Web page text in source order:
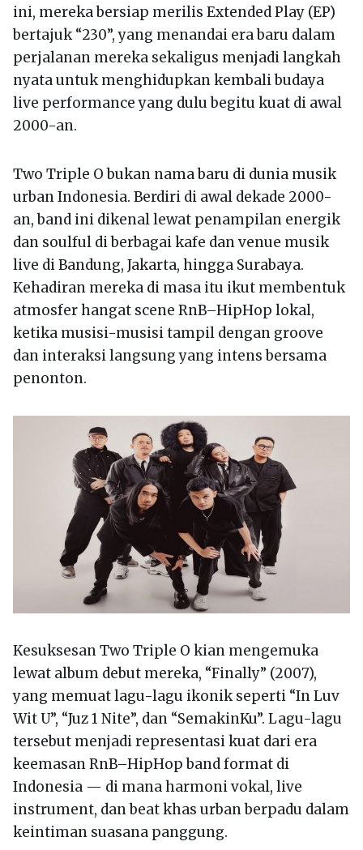
ini, mereka bersiap merilis Extended Play (EP)
bertajuk “230”, yang menandai era baru dalam
perjalanan mereka sekaligus menjadi langkah
nyata untuk menghidupkan kembali budaya
live performance yang dulu begitu kuat di awal
2000-an.
Two Triple O bukan nama baru di dunia musik
urban Indonesia. Berdiri di awal dekade 2000-
an, band ini dikenal lewat penampilan energik
dan soulful di berbagai kafe dan venue musik
live di Bandung, Jakarta, hingga Surabaya.
Kehadiran mereka di masa itu ikut membentuk
atmosfer hangat scene RnB–HipHop lokal,
ketika musisi-musisi tampil dengan groove
dan interaksi langsung yang intens bersama
penonton.
Kesuksesan Two Triple O kian mengemuka
lewat album debut mereka, “Finally” (2007),
yang memuat lagu-lagu ikonik seperti “In Luv
Wit U”, “Juz 1 Nite”, dan “SemakinKu”. Lagu-lagu
tersebut menjadi representasi kuat dari era
keemasan RnB–HipHop band format di
Indonesia — di mana harmoni vokal, live
instrument, dan beat khas urban berpadu dalam
keintiman suasana panggung.